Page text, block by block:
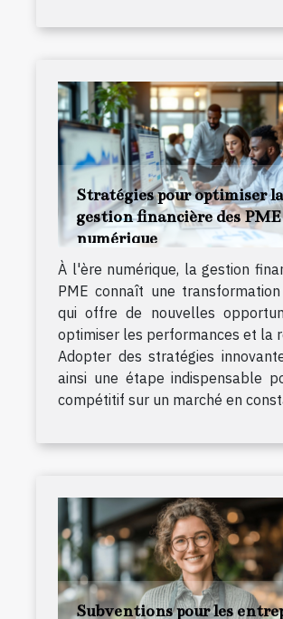
Stratégies pour optimiser la
gestion financière des PME
numérique
À l'ère numérique, la gestion
PME connaît une
qui offre de nouvelles
optimiser les performances et la
Adopter des stratégies
ainsi une étape indispensable
compétitif sur un marché en
Subventions pour les